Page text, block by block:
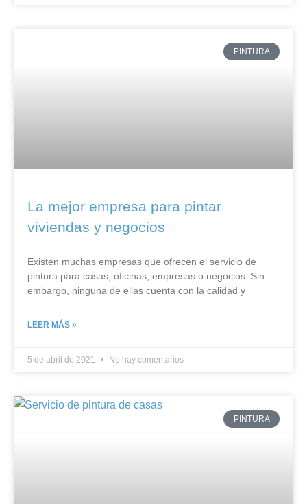
PINTURA
La mejor empresa para pintar
viviendas y negocios
Existen muchas empresas que ofrecen el servicio de
pintura para casas, oficinas, empresas o negocios. Sin
embargo, ninguna de ellas cuenta con la calidad y
LEER MÁS »
5 de abril de 2021 No hay comentarios
PINTURA